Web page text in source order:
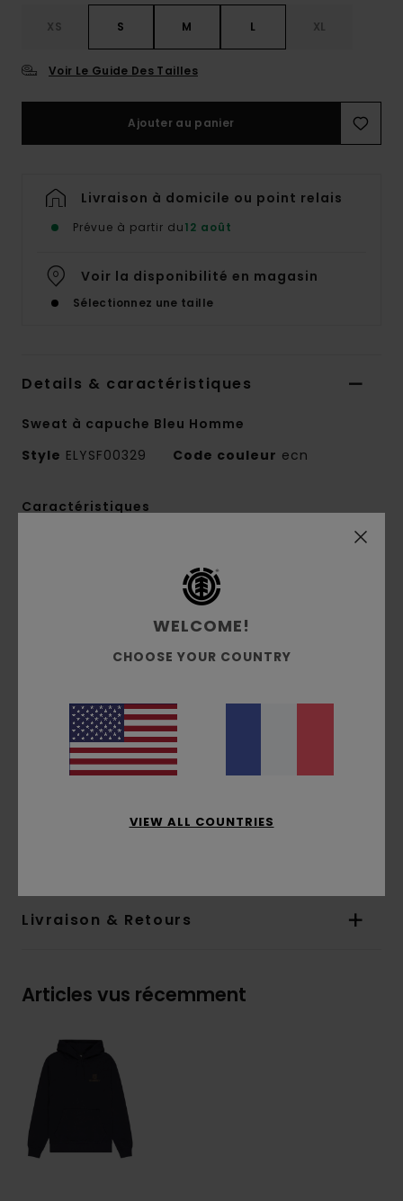
XS S M L XL
Voir Le Guide Des Tailles
Ajouter au panier
Livraison à domicile ou point relais
Prévue à partir du12 août
Voir la disponibilité en magasin
Sélectionnez une taille
Details & caractéristiques
Sweat à capuche Bleu Homme
Style ELYSF00329 Code couleur ecn
Caractéristiques
coton et coton recyclé
Molleton [320 g/m2]
coupe regular, classique et
Intérieur non brossé
Capuche :capuche fixe
Impression à base d’eau
Imprimé :Imprimé poitrine et dos
Livraison & Retours
Articles vus récemment
WELCOME!
CHOOSE YOUR COUNTRY
VIEW ALL COUNTRIES